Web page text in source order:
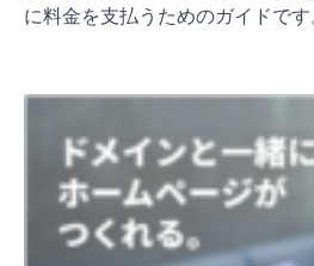
に料金を支払うためのガイドです